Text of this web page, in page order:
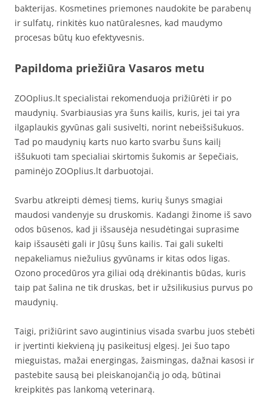
bakterijas. Kosmetines priemones naudokite be parabenų
ir sulfatų, rinkitės kuo natūralesnes, kad maudymo
procesas būtų kuo efektyvesnis.
Papildoma priežiūra Vasaros metu
ZOOplius.lt specialistai rekomenduoja prižiūrėti ir po
maudynių. Svarbiausias yra šuns kailis, kuris, jei tai yra
ilgaplaukis gyvūnas gali susivelti, norint nebeišsišukuos.
Tad po maudynių karts nuo karto svarbu šuns kailį
iššukuoti tam specialiai skirtomis šukomis ar šepečiais,
paminėjo ZOOplius.lt darbuotojai.
Svarbu atkreipti dėmesį tiems, kurių šunys smagiai
maudosi vandenyje su druskomis. Kadangi žinome iš savo
odos būsenos, kad ji išsausėja nesudėtingai suprasime
kaip išsausėti gali ir Jūsų šuns kailis. Tai gali sukelti
nepakeliamus niežulius gyvūnams ir kitas odos ligas.
Ozono procedūros yra giliai odą drėkinantis būdas, kuris
taip pat šalina ne tik druskas, bet ir užsilikusius purvus po
maudynių.
Taigi, prižiūrint savo augintinius visada svarbu juos stebėti
ir įvertinti kiekvieną jų pasikeitusį elgesį. Jei šuo tapo
mieguistas, mažai energingas, žaismingas, dažnai kasosi ir
pastebite sausą bei pleiskanojančią jo odą, būtinai
kreipkitės pas lankomą veterinarą.